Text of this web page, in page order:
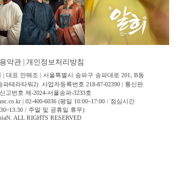
약관 개인정보처리방침
| 대표 안해조 | 서울특별시 송파구 송파대로 201, B동
파테라타워2) 사업자등록번호 218-87-02390 | 통신판
고번호 제-2024-서울송파-3233호
| 02-400-6036 (평일 10:00~17:00 / 점심시간
/ 주말 및 공휴일 휴무)
ALL RIGHTS RESERVED